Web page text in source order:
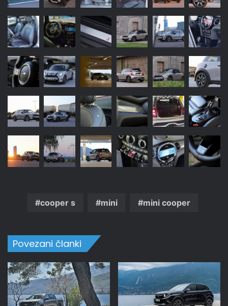
cooper s mini mini cooper
Povezani članki